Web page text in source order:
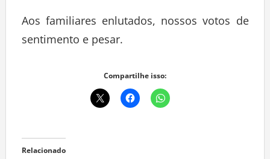
Aos familiares enlutados, nossos votos de
sentimento e pesar.
Compartilhe isso:
Relacionado